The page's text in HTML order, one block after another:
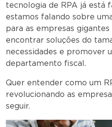
tecnologia de RPA já está
estamos falando sobre
para as empresas
encontrar soluções do
necessidades e promover
departamento fiscal.
Quer entender como um
revolucionando as
seguir.